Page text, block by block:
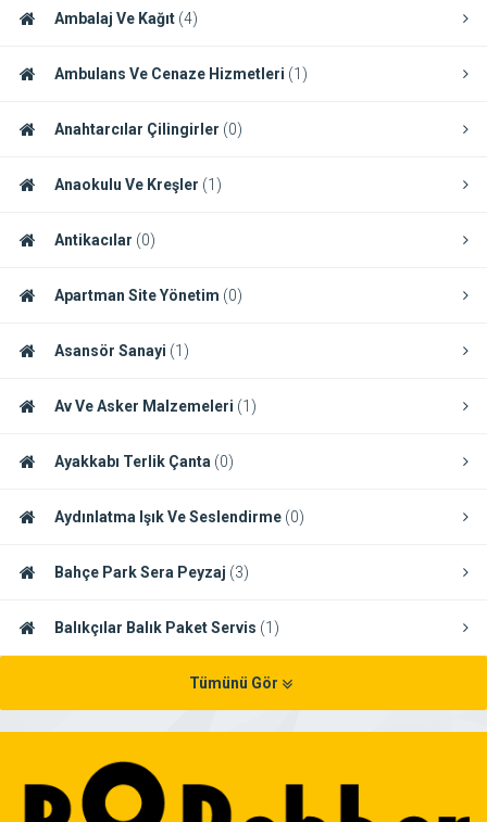
Ambalaj Ve Kağıt (4)
Ambulans Ve Cenaze Hizmetleri (1)
Anahtarcılar Çilingirler (0)
Anaokulu Ve Kreşler (1)
Antikacılar (0)
Apartman Site Yönetim (0)
Asansör Sanayi (1)
Av Ve Asker Malzemeleri (1)
Ayakkabı Terlik Çanta (0)
Aydınlatma Işık Ve Seslendirme (0)
Bahçe Park Sera Peyzaj (3)
Balıkçılar Balık Paket Servis (1)
Tümünü Gör